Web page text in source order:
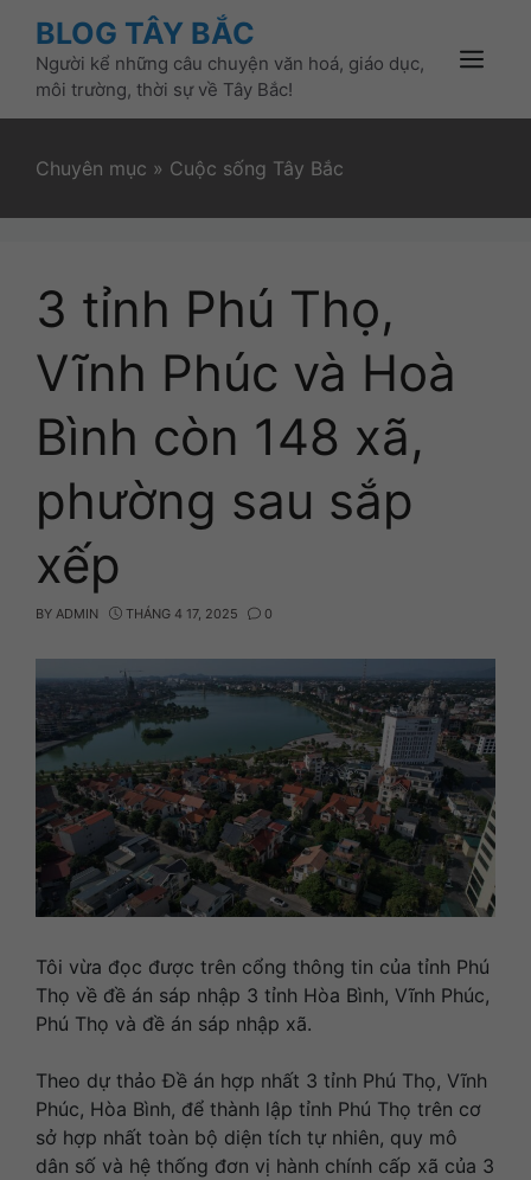
content
BLOG TÂY BẮC
Người kể những câu chuyện văn hoá, giáo dục,
môi trường, thời sự về Tây Bắc!
Menu
Chuyên mục » Cuộc sống Tây Bắc
3 tỉnh Phú Thọ,
Vĩnh Phúc và Hoà
Bình còn 148 xã,
phường sau sắp
xếp
BY ADMIN THÁNG 4 17, 2025 0
Tôi vừa đọc được trên cổng thông tin của tỉnh Phú
Thọ về đề án sáp nhập 3 tỉnh Hòa Bình, Vĩnh Phúc,
Phú Thọ và đề án sáp nhập xã.
Theo dự thảo Đề án hợp nhất 3 tỉnh Phú Thọ, Vĩnh
Phúc, Hòa Bình, để thành lập tỉnh Phú Thọ trên cơ
sở hợp nhất toàn bộ diện tích tự nhiên, quy mô
dân số và hệ thống đơn vị hành chính cấp xã của 3